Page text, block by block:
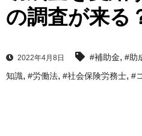
の調査が来る
2022年4月8日 #補助金, #助
知識, #労働法, #社会保険労務士, #